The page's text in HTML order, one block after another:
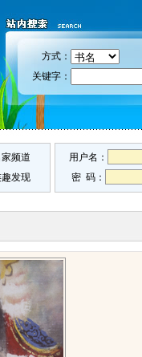
方式：
关键字：
频道
发现
用户名：
密 码：